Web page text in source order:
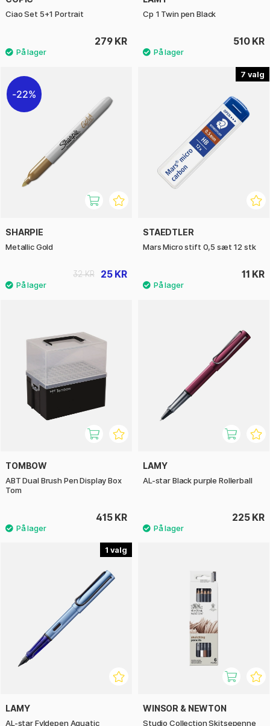
Ciao Set 5+1 Portrait
279 KR
Cp 1 Twin pen Black
510 KR
22%
SHARPIE
Metallic Gold
25 KR
32 KR
7
STAEDTLER
Mars Micro stift 0,5 sæt 12 stk
11 KR
TOMBOW
ABT Dual Brush Pen Display Box
Tom
415 KR
LAMY
AL-star Black purple Rollerball
225 KR
1
LAMY
AL-star Fyldepen Aquatic
WINSOR & NEWTON
Studio Collection Skitsepenne